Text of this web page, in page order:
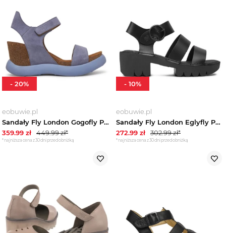
eobuwie.pl
Sandały Fly London Gogofly P144967009 Fioletowy
359.99 zł 449.99zł*
*najniższa cena z 30 dni przed obniżką
- 20%
eobuwie.pl
Sandały Fly London Eglyfly P801520000 Czarny
272.99 zł 302.99zł*
*najniższa cena z 30 dni przed obniżką
- 10%